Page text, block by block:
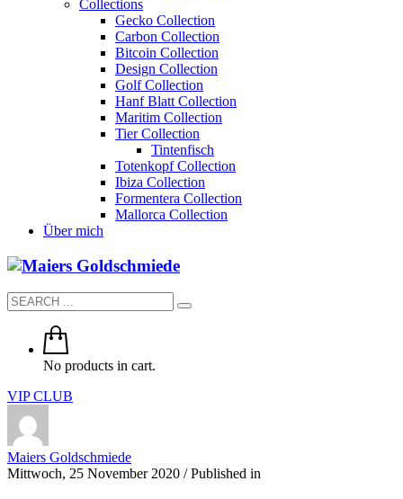
Collections
Gecko Collection
Carbon Collection
Bitcoin Collection
Design Collection
Golf Collection
Hanf Blatt Collection
Maritim Collection
Tier Collection
Tintenfisch
Totenkopf Collection
Ibiza Collection
Formentera Collection
Mallorca Collection
Über mich
No products in cart.
VIP CLUB
Maiers Goldschmiede
Mittwoch, 25 November 2020 /Published in